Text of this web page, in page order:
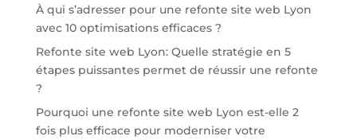
À qui s’adresser pour une refonte site web Lyon
avec 10 optimisations efficaces ?
Refonte site web Lyon: Quelle stratégie en 5
étapes puissantes permet de réussir une refonte
?
Pourquoi une refonte site web Lyon est-elle 2
fois plus efficace pour moderniser votre